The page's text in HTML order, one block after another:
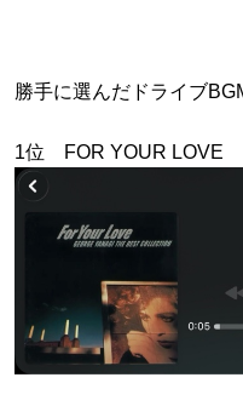
勝手に選んだドライブ
1位 FOR YOUR LOVE